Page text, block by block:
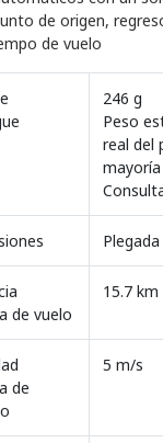
de origen,
de vuelo
246 g
Peso
real del
de vuelo
15.7 km
de
5 m/s